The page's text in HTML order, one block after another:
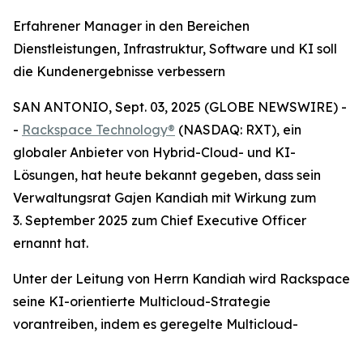
Erfahrener Manager in den Bereichen
Dienstleistungen, Infrastruktur, Software und KI soll
die Kundenergebnisse verbessern
SAN ANTONIO, Sept. 03, 2025 (GLOBE NEWSWIRE) -
- Rackspace Technology® (NASDAQ: RXT), ein
globaler Anbieter von Hybrid-Cloud- und KI-
Lösungen, hat heute bekannt gegeben, dass sein
Verwaltungsrat Gajen Kandiah mit Wirkung zum
3. September 2025 zum Chief Executive Officer
ernannt hat.
Unter der Leitung von Herrn Kandiah wird Rackspace
seine KI-orientierte Multicloud-Strategie
vorantreiben, indem es geregelte Multicloud-